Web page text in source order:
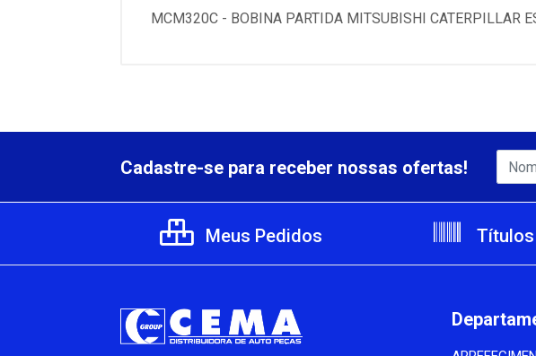
MCM320C - BOBINA PARTIDA MITSUBISHI CATERPILLAR
Cadastre-se para receber nossas ofertas!
Meus Pedidos Títulos